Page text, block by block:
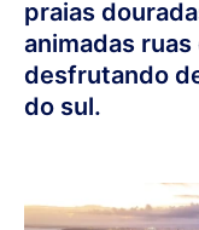
praias
animadas
desfrutando
do sul.